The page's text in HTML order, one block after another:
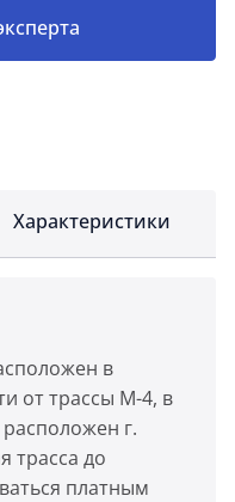
Характеристики
в
от трассы М-4, в
г.
трасса до
платным